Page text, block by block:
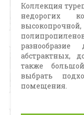
Коллекция
недорогих
абстрактных,
также
выбрать
помещения.